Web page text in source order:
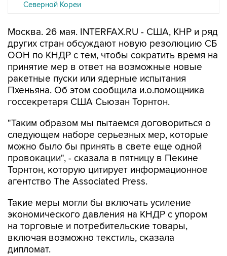
Северной Кореи
Москва. 26 мая. INTERFAX.RU - США, КНР и ряд
других стран обсуждают новую резолюцию СБ
ООН по КНДР с тем, чтобы сократить время на
принятие мер в ответ на возможные новые
ракетные пуски или ядерные испытания
Пхеньяна. Об этом сообщила и.о.помощника
госсекретаря США Сьюзан Торнтон.
"Таким образом мы пытаемся договориться о
следующем наборе серьезных мер, которые
можно было бы принять в свете еще одной
провокации", - сказала в пятницу в Пекине
Торнтон, которую цитирует информационное
агентство The Associated Press.
Такие меры могли бы включать усиление
экономического давления на КНДР с упором
на торговые и потребительские товары,
включая возможно текстиль, сказала
дипломат.